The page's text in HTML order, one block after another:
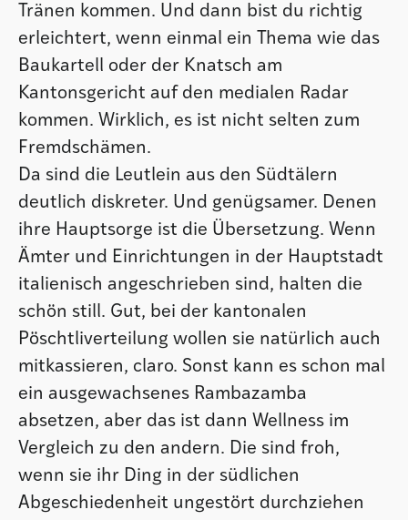
Tränen kommen. Und dann bist du richtig
erleichtert, wenn einmal ein Thema wie das
Baukartell oder der Knatsch am
Kantonsgericht auf den medialen Radar
kommen. Wirklich, es ist nicht selten zum
Fremdschämen.
Da sind die Leutlein aus den Südtälern
deutlich diskreter. Und genügsamer. Denen
ihre Hauptsorge ist die Übersetzung. Wenn
Ämter und Einrichtungen in der Hauptstadt
italienisch angeschrieben sind, halten die
schön still. Gut, bei der kantonalen
Pöschtliverteilung wollen sie natürlich auch
mitkassieren, claro. Sonst kann es schon mal
ein ausgewachsenes Rambazamba
absetzen, aber das ist dann Wellness im
Vergleich zu den andern. Die sind froh,
wenn sie ihr Ding in der südlichen
Abgeschiedenheit ungestört durchziehen